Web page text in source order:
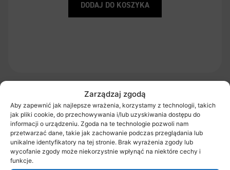
Zarządzaj zgodą
Aby zapewnić jak najlepsze wrażenia, korzystamy z technologii, takich
jak pliki cookie, do przechowywania i/lub uzyskiwania dostępu do
informacji o urządzeniu. Zgoda na te technologie pozwoli nam
przetwarzać dane, takie jak zachowanie podczas przeglądania lub
unikalne identyfikatory na tej stronie. Brak wyrażenia zgody lub
wycofanie zgody może niekorzystnie wpłynąć na niektóre cechy i
funkcje.
DODAJ DO KOSZYKA